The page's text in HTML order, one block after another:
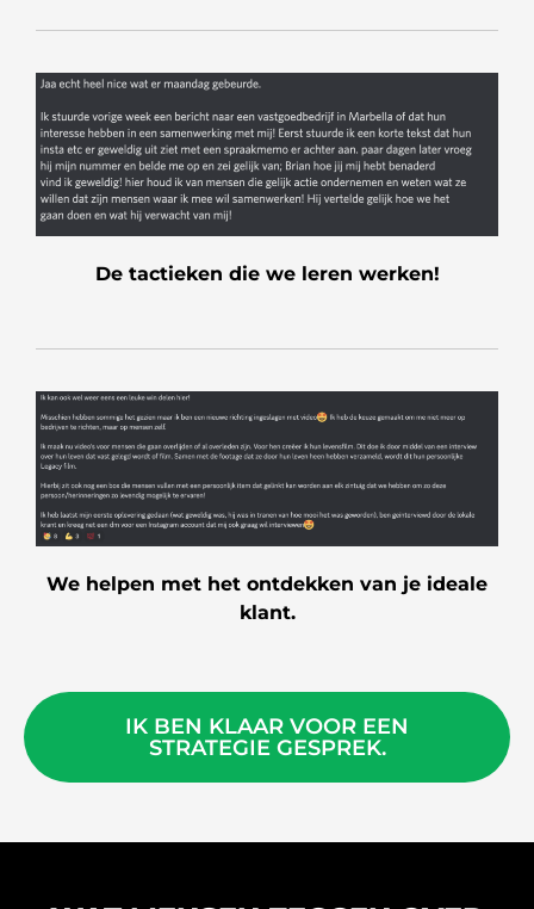
De tactieken die we leren werken!
We helpen met het ontdekken van je ideale
klant.
IK BEN KLAAR VOOR EEN
STRATEGIE GESPREK.